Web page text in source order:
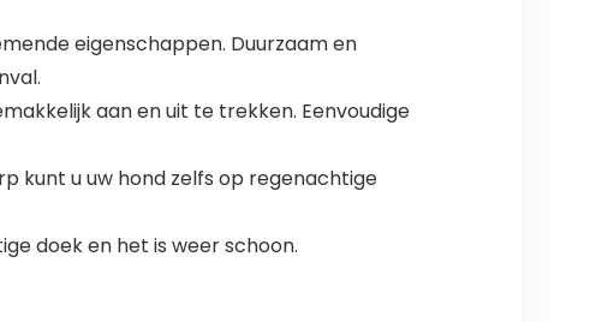
eigenschappen. Duurzaam en
aan en uit te trekken. Eenvoudige
kunt u uw hond zelfs op regenachtige
doek en het is weer schoon.